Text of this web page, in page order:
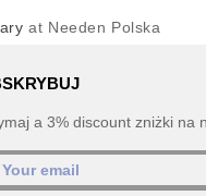
at Needen Polska
a 3% discount zniżki na